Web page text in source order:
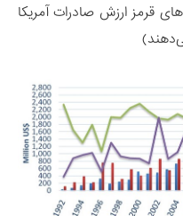
قرمز ارزش صادرات آمریکا